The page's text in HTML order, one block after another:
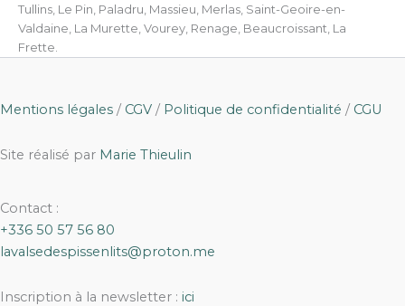
Tullins, Le Pin, Paladru, Massieu, Merlas, Saint-Geoire-en-
Valdaine, La Murette, Vourey, Renage, Beaucroissant, La
Frette.
Mentions légales / CGV / Politique de confidentialité / CGU
Site réalisé par Marie Thieulin
Contact :
+336 50 57 56 80
lavalsedespissenlits@proton.me
Inscription à la newsletter : ici